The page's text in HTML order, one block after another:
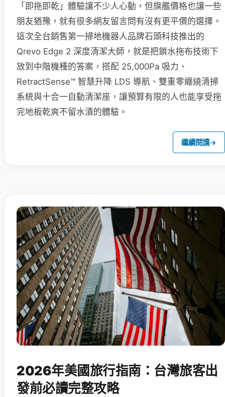
「即拖即乾」體驗讓不少人心動，但旗艦價格也讓一些
朋友猶豫，就有很多網友留言問有沒有更平價的選擇。
這次全台銷售第一掃地機器人品牌石頭科技推出的
Qrevo Edge 2 深度清潔大師，就是把鎖水拖布技術下
放到中階機種的答案，搭配 25,000Pa 吸力、
RetractSense™ 智慧升降 LDS 導航、雙重零纏繞清掃
系統與十合一自動清潔座，讓預算有限的人也能享受拖
完地板乾爽不留水漬的體驗。
繼續閱讀→
2026年美國旅行指南：台灣旅客出
發前必讀完整攻略